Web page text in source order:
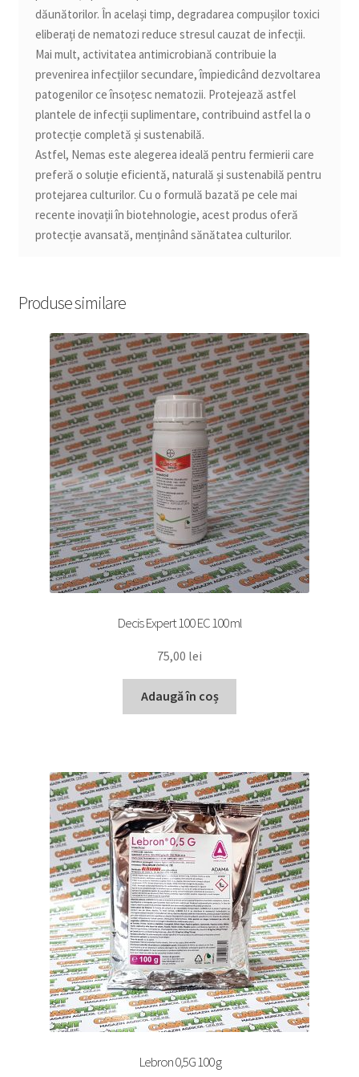
dăunătorilor. În același timp, degradarea compușilor toxici
eliberați de nematozi reduce stresul cauzat de infecții.
Mai mult, activitatea antimicrobiană contribuie la
prevenirea infecțiilor secundare, împiedicând dezvoltarea
patogenilor ce însoțesc nematozii. Protejează astfel
plantele de infecții suplimentare, contribuind astfel la o
protecție completă și sustenabilă.
Astfel, Nemas este alegerea ideală pentru fermierii care
preferă o soluție eficientă, naturală și sustenabilă pentru
protejarea culturilor. Cu o formulă bazată pe cele mai
recente inovații în biotehnologie, acest produs oferă
protecție avansată, menținând sănătatea culturilor.
Produse similare
Decis Expert 100 EC 100 ml
75,00 lei
Adaugă în coș
Lebron 0,5G 100 g